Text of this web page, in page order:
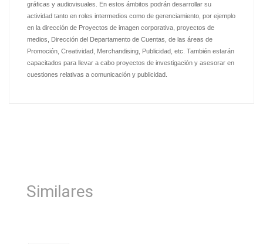
gráficas y audiovisuales. En estos ámbitos podrán desarrollar su
actividad tanto en roles intermedios como de gerenciamiento, por ejemplo
en la dirección de Proyectos de imagen corporativa, proyectos de
medios, Dirección del Departamento de Cuentas, de las áreas de
Promoción, Creatividad, Merchandising, Publicidad, etc. También estarán
capacitados para llevar a cabo proyectos de investigación y asesorar en
cuestiones relativas a comunicación y publicidad.
Similares